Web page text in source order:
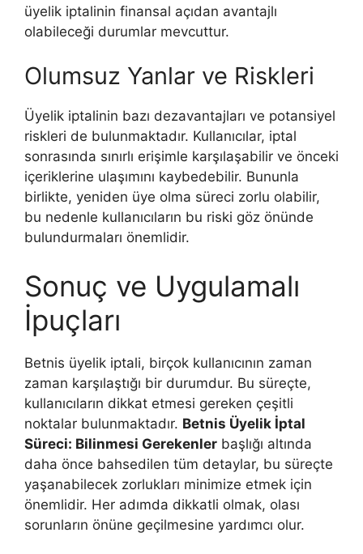
üyelik iptalinin finansal açıdan avantajlı
olabileceği durumlar mevcuttur.
Olumsuz Yanlar ve Riskleri
Üyelik iptalinin bazı dezavantajları ve potansiyel
riskleri de bulunmaktadır. Kullanıcılar, iptal
sonrasında sınırlı erişimle karşılaşabilir ve önceki
içeriklerine ulaşımını kaybedebilir. Bununla
birlikte, yeniden üye olma süreci zorlu olabilir,
bu nedenle kullanıcıların bu riski göz önünde
bulundurmaları önemlidir.
Sonuç ve Uygulamalı
İpuçları
Betnis üyelik iptali, birçok kullanıcının zaman
zaman karşılaştığı bir durumdur. Bu süreçte,
kullanıcıların dikkat etmesi gereken çeşitli
noktalar bulunmaktadır. Betnis Üyelik İptal
Süreci: Bilinmesi Gerekenler başlığı altında
daha önce bahsedilen tüm detaylar, bu süreçte
yaşanabilecek zorlukları minimize etmek için
önemlidir. Her adımda dikkatli olmak, olası
sorunların önüne geçilmesine yardımcı olur.